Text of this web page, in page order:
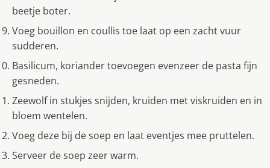
beetje boter.
Voeg bouillon en coullis toe laat op een zacht vuur
sudderen.
Basilicum, koriander toevoegen evenzeer de pasta fijn
gesneden.
Zeewolf in stukjes snijden, kruiden met viskruiden en in
bloem wentelen.
Voeg deze bij de soep en laat eventjes mee pruttelen.
Serveer de soep zeer warm.